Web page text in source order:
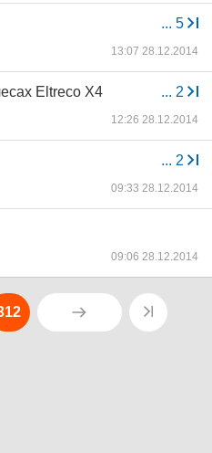
... 5
13:07 28.12.2014
... 2
Eltreco X4
12:26 28.12.2014
... 2
09:33 28.12.2014
09:06 28.12.2014